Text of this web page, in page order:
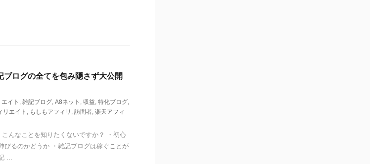
ブログの全てを包み隠さず大公開
イト , 雑記ブログ, A8ネット , 収益, 特化ブログ,
リエイト , もしもアフィリ , 訪問者, 楽天アフィ
んなことを知りたくないですか？ ・初心
びるのかどうか ・雑記ブログは稼ぐことが
...